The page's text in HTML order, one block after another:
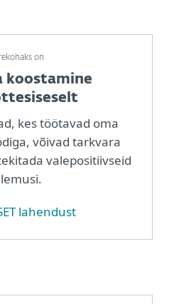
on
koostamine
kes töötavad oma
võivad tarkvara
valepositiivseid
lahendust